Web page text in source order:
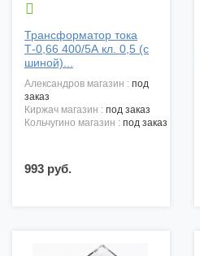

Трансформатор тока
Т-0,66 400/5А кл. 0,5 (с
шиной)...
александров магазин : под
заказ
киржач магазин : под заказ
кольчугино магазин : под заказ
993 руб.